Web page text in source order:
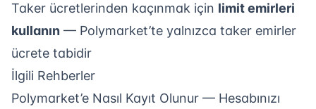
Taker ücretlerinden kaçınmak için limit emirleri
kullanın — Polymarket’te yalnızca taker emirler
ücrete tabidir
İlgili Rehberler
Polymarket’e Nasıl Kayıt Olunur — Hesabınızı